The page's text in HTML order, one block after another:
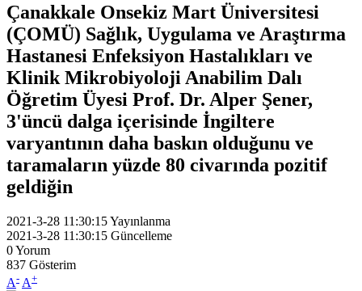
Çanakkale Onsekiz Mart Üniversitesi
(ÇOMÜ) Sağlık, Uygulama ve Araştırma
Hastanesi Enfeksiyon Hastalıkları ve
Klinik Mikrobiyoloji Anabilim Dalı
Öğretim Üyesi Prof. Dr. Alper Şener,
3'üncü dalga içerisinde İngiltere
varyantının daha baskın olduğunu ve
taramaların yüzde 80 civarında pozitif
geldiğin
2021-3-28 11:30:15Yayınlanma
2021-3-28 11:30:15 Güncelleme
0Yorum
837 Gösterim
A- A+